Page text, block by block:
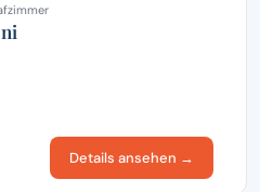
Details ansehen →